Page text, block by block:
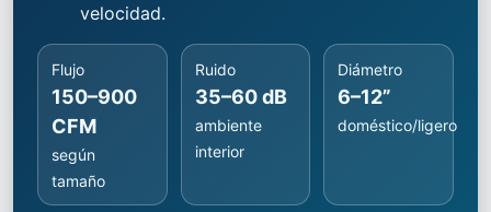
velocidad.
Flujo
150–900
CFM
según
tamaño
Ruido
35–60 dB
ambiente
interior
Diámetro
6–12”
doméstico/ligero